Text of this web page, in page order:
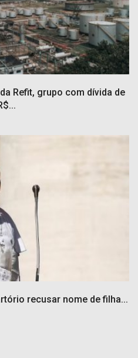
Refit, grupo com dívida de
recusar nome de filha...